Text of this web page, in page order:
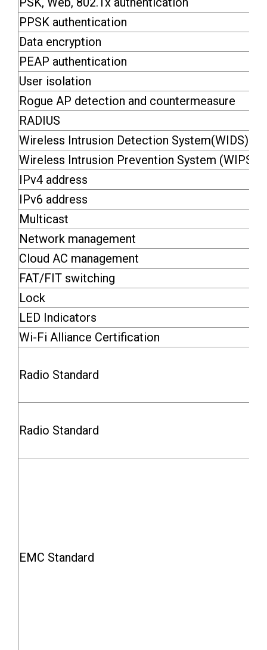
PPSK authentication
Data encryption
PEAP authentication
User isolation
Rogue AP detection and countermeasure
RADIUS
Wireless Intrusion Detection System(WIDS)
Wireless Intrusion Prevention System (WIPS)
IPv4 address
IPv6 address
Multicast
Network management
Cloud AC management
FAT/FIT switching
Lock
LED Indicators
Wi-Fi Alliance Certification
Radio Standard
Radio Standard
EMC Standard